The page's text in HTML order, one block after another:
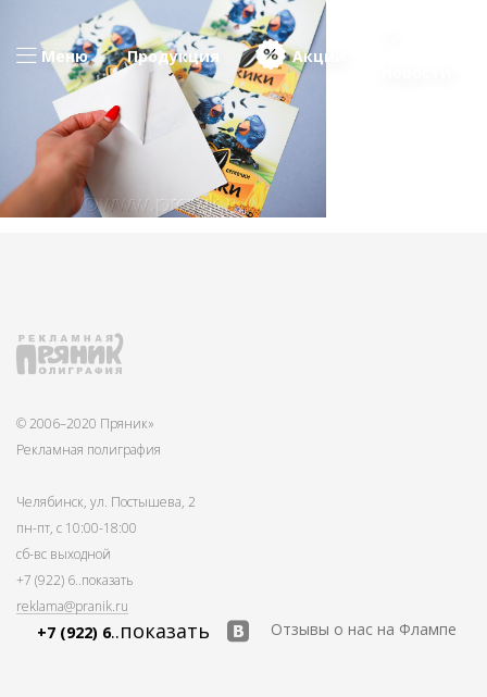
Меню Продукция
Акции
© 2006–2020 Пряник»
Рекламная полиграфия
Челябинск, ул. Постышева, 2
пн-пт, с 10:00-18:00
сб-вс выходной
+7 (922) 6..показать
reklama@pranik.ru
+7 (922) 6..показать Отзывы о нас на Флампе